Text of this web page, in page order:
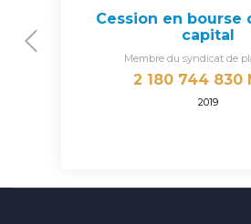
Cession en bourse
capital
Membre du syndicat de
2 180 744 830
2019
Previous